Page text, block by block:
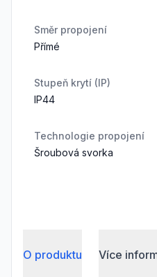
Směr propojení
Přímé
Stupeň krytí (IP)
IP44
Technologie propojení
Šroubová svorka
O produktu Více